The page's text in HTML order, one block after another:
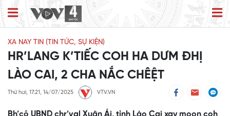
XA NAY TIN (TIN TỨC, SỰ KIỆN)
HR’LANG K’TIẾC COH HA DƯM ĐHỊ
LÀO CAI, 2 CHA NẮC CHÊỆT
Thứ hai, 17:21, 14/07/2025 VTV.VN